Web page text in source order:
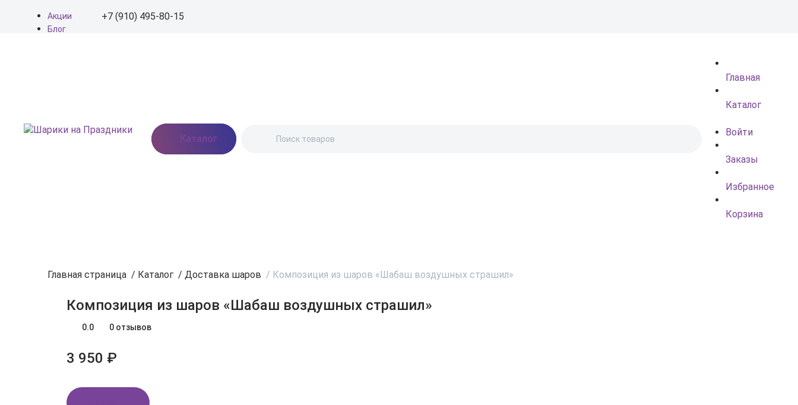
Акции
Блог
+7 (910) 495-80-15
Москва, Востряковское
шоссе, дом 7, стр. 3
Каталог
Главная
Каталог
Войти
Заказы
Избранное
Корзина
Главная страница / Каталог / Доставка шаров / Композиция из шаров «Шабаш воздушных страшил»
Композиция из шаров «Шабаш воздушных страшил»
0.0 0 отзывов
3 950 ₽